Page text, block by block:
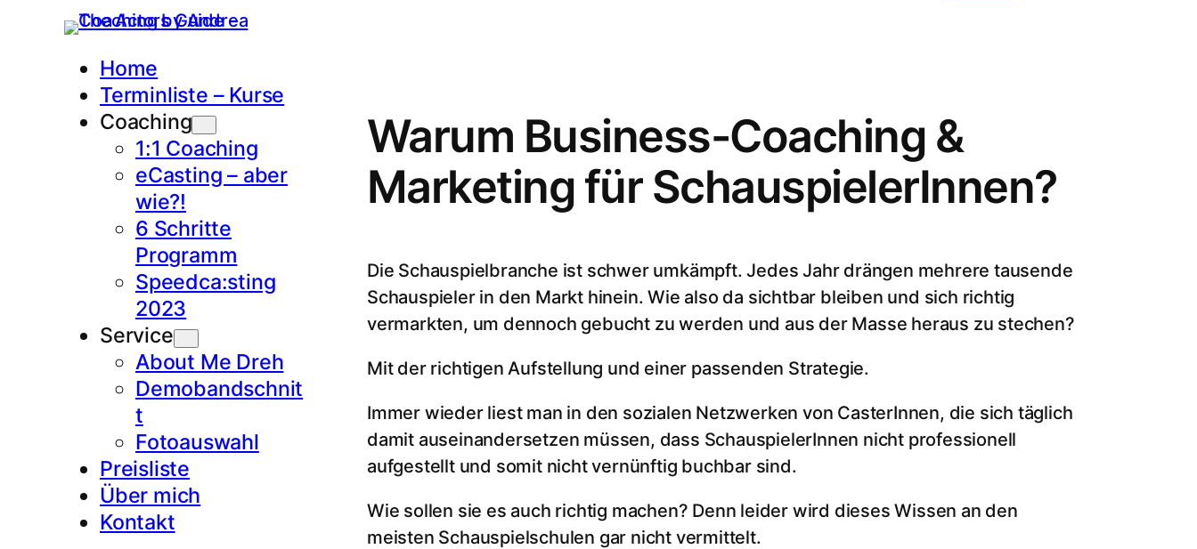
Home
Terminliste – Kurse
Coaching
1:1 Coaching
eCasting – aber
wie?!
6 Schritte
Programm
Speedca:sting
2023
Service
About Me Dreh
Demobandschnit
t
Fotoauswahl
Preisliste
Über mich
Kontakt
Warum Business-Coaching &
Marketing für SchauspielerInnen?
Die Schauspielbranche ist schwer umkämpft. Jedes Jahr drängen mehrere tausende
Schauspieler in den Markt hinein. Wie also da sichtbar bleiben und sich richtig
vermarkten, um dennoch gebucht zu werden und aus der Masse heraus zu stechen?
Mit der richtigen Aufstellung und einer passenden Strategie.
Immer wieder liest man in den sozialen Netzwerken von CasterInnen, die sich täglich
damit auseinandersetzen müssen, dass SchauspielerInnen nicht professionell
aufgestellt und somit nicht vernünftig buchbar sind.
Wie sollen sie es auch richtig machen? Denn leider wird dieses Wissen an den
meisten Schauspielschulen gar nicht vermittelt.